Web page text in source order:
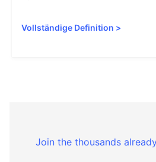
Vollständige Definition >
Join the thousands